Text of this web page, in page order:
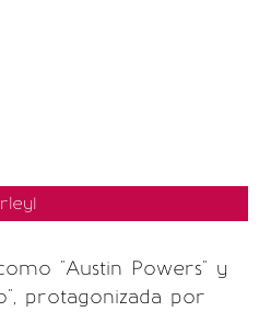
"Austin Powers" y
protagonizada por